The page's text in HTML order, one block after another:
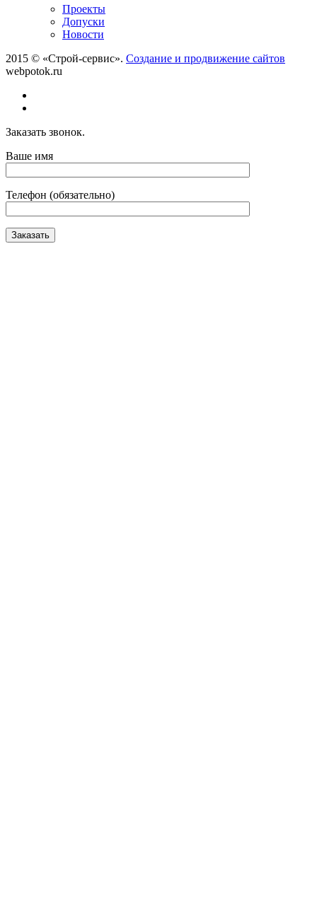
Проекты
Допуски
Новости
2015 © «Строй-сервис». Создание и продвижение сайтов
webpotok.ru
Заказать звонок.
Ваше имя
Телефон (обязательно)